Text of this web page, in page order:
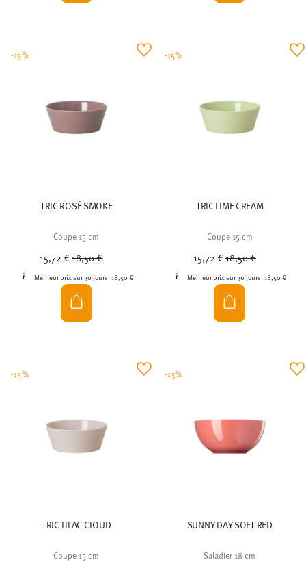
TRIC ROSÉ SMOKE
Coupe 15 cm
15,72 €Price reduced from
18,50 €
Meilleur prix sur 30 jours: 18,50 €
-15%
TRIC LIME CREAM
Coupe 15 cm
15,72 €Price reduced from
18,50 €to
Meilleur prix sur 30 jours:18,50 €
-15%
TRIC LILAC CLOUD
Coupe 15 cm
-15%
SUNNY DAY SOFT RED
Saladier 18 cm
-13%